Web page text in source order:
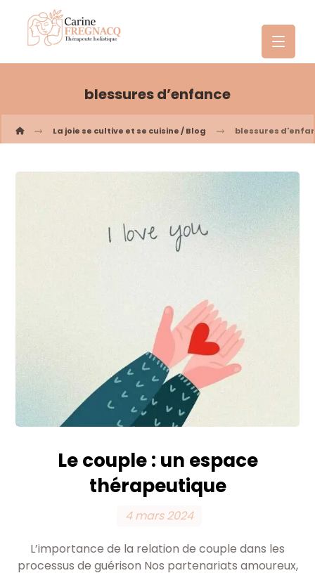
blessures d’enfance
La joie se cultive et se cuisine / Blog blessures
Le couple : un espace
thérapeutique
4 mars 2024
L’importance de la relation de couple dans les
processus de guérison Nos partenariats amoureux,